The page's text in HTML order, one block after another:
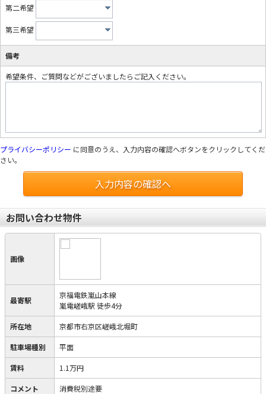
第二希望
第三希望
備考
希望条件、ご質問などがございましたらご記入ください。
プライバシーポリシー に同意のうえ、入力内容の確認へボタンをクリックしてくだ
さい。
入力内容の確認へ
お問い合わせ物件
画像
最寄駅
京福電鉄嵐山本線
嵐電嵯峨駅 徒歩4分
所在地 京都市右京区嵯峨北堀町
駐車場種別 平面
賃料 1.1万円
コメント 消費税別途要